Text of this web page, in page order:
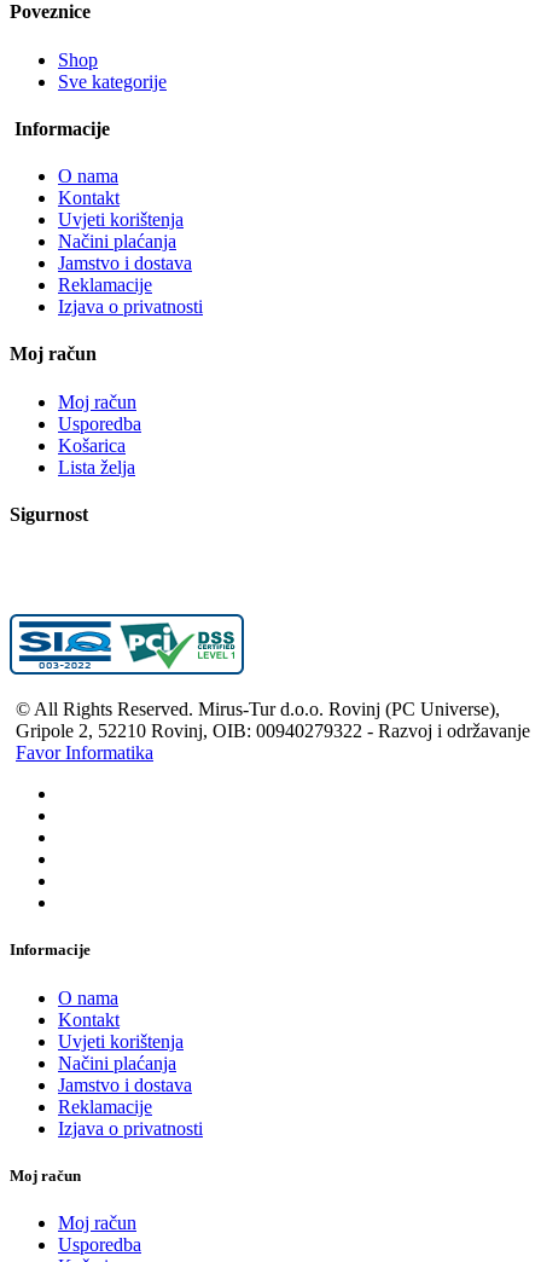
Poveznice
Shop
Sve kategorije
Informacije
O nama
Kontakt
Uvjeti korištenja
Načini plaćanja
Jamstvo i dostava
Reklamacije
Izjava o privatnosti
Moj račun
Moj račun
Usporedba
Košarica
Lista želja
Sigurnost
© All Rights Reserved. Mirus-Tur d.o.o. Rovinj (PC Universe),
Gripole 2, 52210 Rovinj, OIB: 00940279322 - Razvoj i održavanje
Favor Informatika
Informacije
O nama
Kontakt
Uvjeti korištenja
Načini plaćanja
Jamstvo i dostava
Reklamacije
Izjava o privatnosti
Moj račun
Moj račun
Usporedba